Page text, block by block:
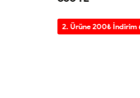
2. Ürüne 200₺ İndirim